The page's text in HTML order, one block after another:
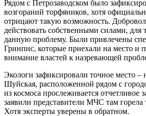
Рядом с Петрозаводском было
возгораний торфяников, хотя
отрицают такую возможность.
действовать собственными силами, для
данную проблему. Были привлечены
Гринпис, которые приехали на место и
внимание властей к назревающей
Экологи зафиксировали точное место –
Шуйская, расположенной рядом с
из космоса прослеживается отчетливое
заявили представители МЧС там горела
Хотя эксперты уверены в обратном.